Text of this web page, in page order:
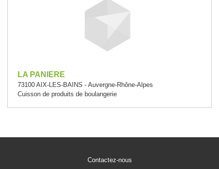
LA PANIERE
73100 AIX-LES-BAINS - Auvergne-Rhône-Alpes
Cuisson de produits de boulangerie
Contactez-nous